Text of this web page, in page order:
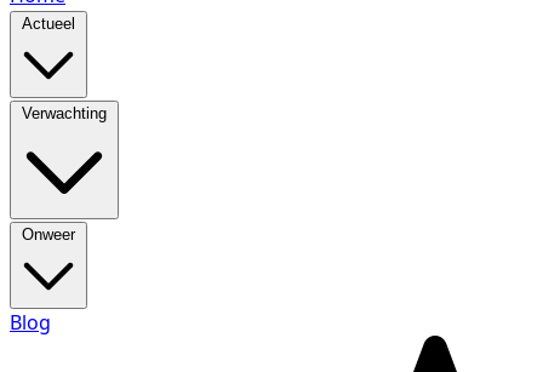
Actueel
Verwachting
Onweer
Blog